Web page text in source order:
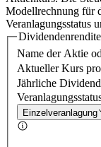
Modellrechnung für
Veranlagungsstatus
Name der Aktie
Aktueller Kurs
Jährliche
Einzelveranlagung